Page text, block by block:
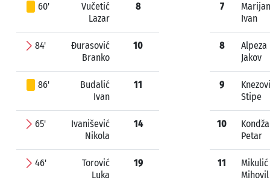
60'
Vučetić
Lazar
8
84'
Đurasović
Branko
10
86'
Budalić
Ivan
11
65'
Ivanišević
Nikola
14
46'
Torović
Luka
19
7
Ivan
8
Alpeza
Jakov
9
Stipe
10
Kondža
Petar
11
Mikulić
Mihovil